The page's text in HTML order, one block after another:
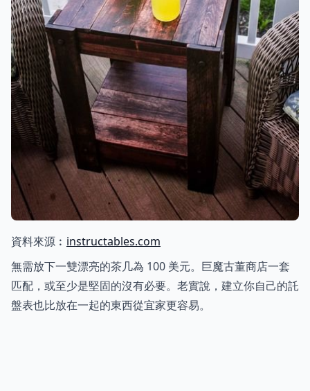
資料來源︰ instructables.com
無需放下一雙漂亮的茶几為 100 美元。巨魔古董商店一套
匹配，或至少是堅固的沒有必要。老實說，建立你自己的託
盤表也比放在一起的東西從宜家更容易。